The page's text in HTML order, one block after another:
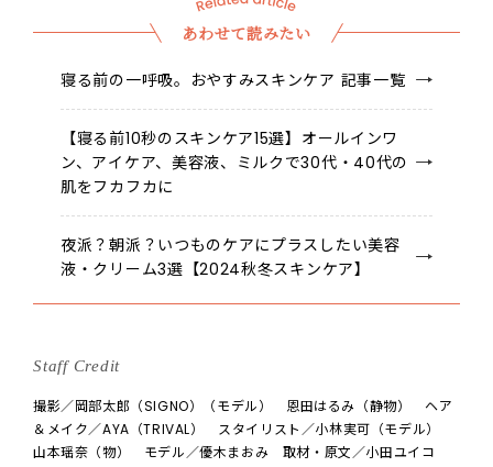
あわせて読みたい
寝る前の一呼吸。おやすみスキンケア 記事一覧
【寝る前10秒のスキンケア15選】オールインワ
ン、アイケア、美容液、ミルクで30代・40代の
肌をフカフカに
夜派？朝派？いつものケアにプラスしたい美容
液・クリーム3選【2024秋冬スキンケア】
Staff Credit
撮影／岡部太郎（SIGNO）（モデル） 恩田はるみ（静物） ヘア
＆メイク／AYA（TRIVAL） スタイリスト／小林実可（モデル）
山本瑶奈（物） モデル／優木まおみ 取材・原文／小田ユイコ